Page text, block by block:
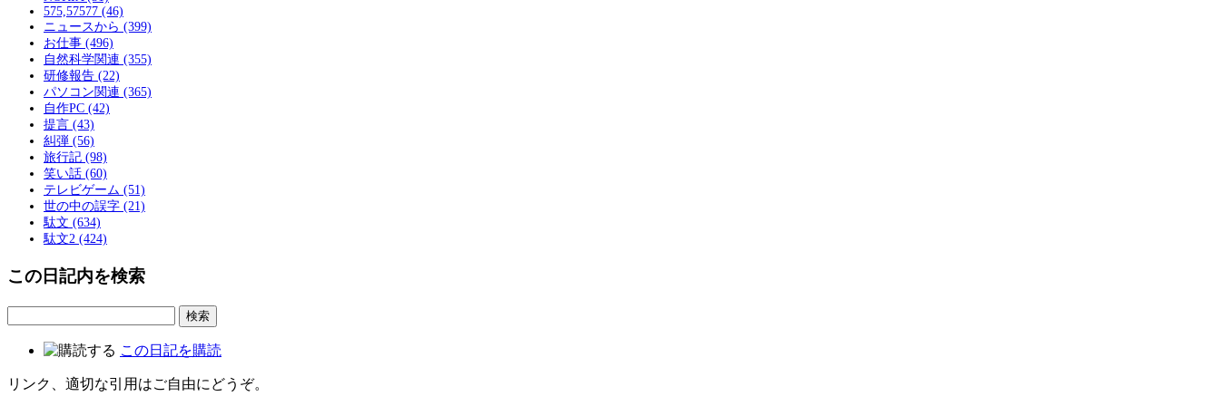
575,57577 (46)
ニュースから (399)
お仕事 (496)
自然科学関連 (355)
研修報告 (22)
パソコン関連 (365)
自作PC (42)
提言 (43)
糾弾 (56)
旅行記 (98)
笑い話 (60)
テレビゲーム (51)
世の中の誤字 (21)
駄文 (634)
駄文2 (424)
この日記内を検索
この日記を購読
リンク、適切な引用はご自由にどうぞ。